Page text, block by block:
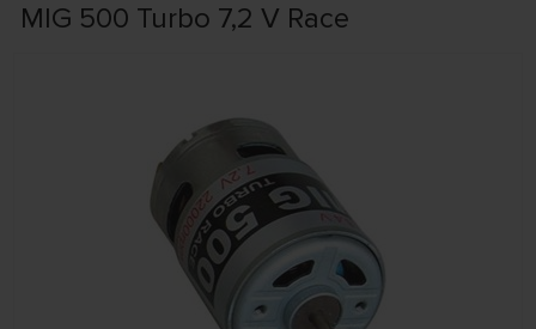
MIG 500 Turbo 7,2 V Race